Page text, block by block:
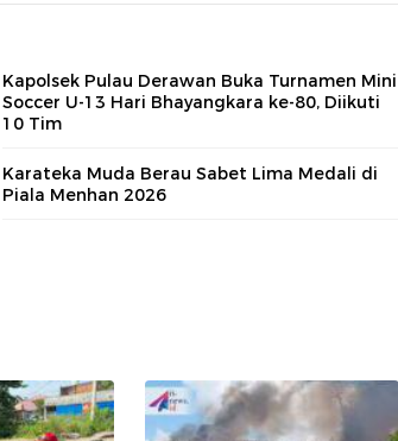
Kapolsek Pulau Derawan Buka Turnamen Mini
Soccer U-13 Hari Bhayangkara ke-80, Diikuti
10 Tim
Karateka Muda Berau Sabet Lima Medali di
Piala Menhan 2026